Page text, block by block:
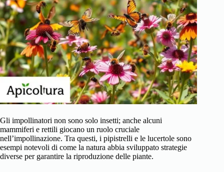
Gli impollinatori non sono solo insetti; anche alcuni
mammiferi e rettili giocano un ruolo cruciale
nell’impollinazione. Tra questi, i pipistrelli e le lucertole sono
esempi notevoli di come la natura abbia sviluppato strategie
diverse per garantire la riproduzione delle piante.